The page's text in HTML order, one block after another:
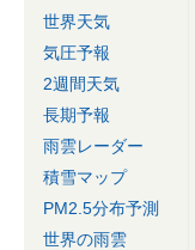
世界天気
気圧予報
2週間天気
長期予報
雨雲レーダー
積雪マップ
PM2.5分布予測
世界の雨雲